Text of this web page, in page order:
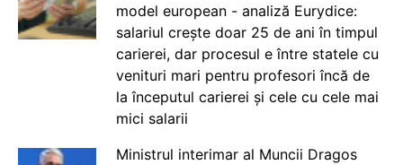
model european - analiză Eurydice:
salariul crește doar 25 de ani în timpul
carierei, dar procesul e între statele cu
venituri mari pentru profesori încă de
la începutul carierei și cele cu cele mai
mici salarii
Ministrul interimar al Muncii Dragos